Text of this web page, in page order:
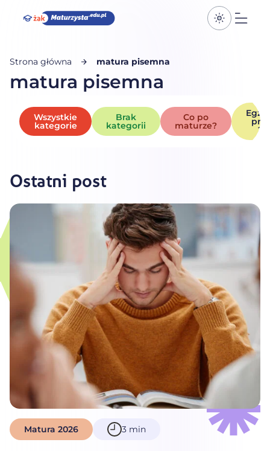
Przełącz
Strona główna matura pisemna
matura pisemna
Wszystkie
kategorie
Brak
kategorii
Co po
maturze?
Ostatni post
Matura 2026 3 min